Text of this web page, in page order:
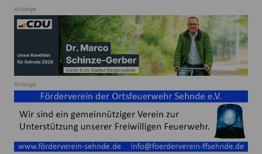
Anzeige
Anzeige